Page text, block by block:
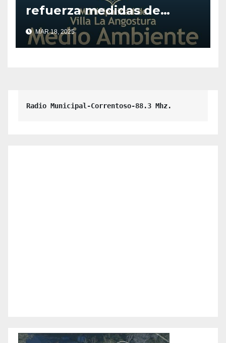
refuerza medidas de
prevención
MAR 18, 2025
Radio Municipal-Correntoso-88.3 Mhz.